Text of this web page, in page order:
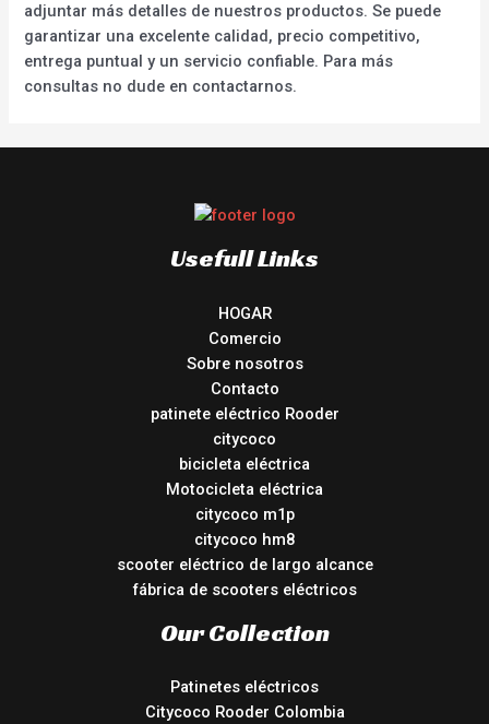
adjuntar más detalles de nuestros productos. Se puede
garantizar una excelente calidad, precio competitivo,
entrega puntual y un servicio confiable. Para más
consultas no dude en contactarnos.
Usefull Links
HOGAR
Comercio
Sobre nosotros
Contacto
patinete eléctrico Rooder
citycoco
bicicleta eléctrica
Motocicleta eléctrica
citycoco m1p
citycoco hm8
scooter eléctrico de largo alcance
fábrica de scooters eléctricos
Our Collection
Patinetes eléctricos
Citycoco Rooder Colombia